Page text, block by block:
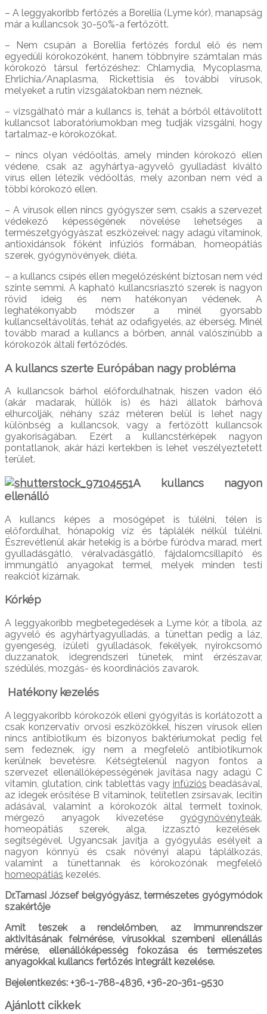
– A leggyakoribb fertőzés a Borellia (Lyme kór), manapság
már a kullancsok 30-50%-a fertőzött.
– Nem csupán a Borellia fertőzés fordul elő és nem
egyedüli kórokozóként, hanem többnyire számtalan más
kórokozó társul fertőzéshez: Chlamydia, Mycoplasma,
Ehrlichia/Anaplasma, Rickettisia és további vírusok,
melyeket a rutin vizsgálatokban nem néznek.
– vizsgálható már a kullancs is, tehát a bőrből eltávolított
kullancsot laboratóriumokban meg tudják vizsgálni, hogy
tartalmaz-e kórokozókat.
– nincs olyan védőoltás, amely minden kórokozó ellen
védene, csak az agyhártya-agyvelő gyulladást kiváltó
vírus ellen létezik védőoltás, mely azonban nem véd a
többi kórokozó ellen.
– A vírusok ellen nincs gyógyszer sem, csakis a szervezet
védekező képességének növelése lehetséges a
természetgyógyászat eszközeivel: nagy adagú vitaminok,
antioxidánsok főként infúziós formában, homeopátiás
szerek, gyógynövények, diéta.
– a kullancs csípés ellen megelőzésként biztosan nem véd
szinte semmi. A kapható kullancsriasztó szerek is nagyon
rövid ideig és nem hatékonyan védenek. A
leghatékonyabb módszer a minél gyorsabb
kullancseltávolítás, tehát az odafigyelés, az éberség. Minél
tovább marad a kullancs a bőrben, annál valószínűbb a
kórokozók általi fertőződés.
A kullancs szerte Európában nagy probléma
A kullancsok bárhol előfordulhatnak, hiszen vadon élő
(akár madarak, hüllők is) és házi állatok bárhová
elhurcolják, néhány száz méteren belül is lehet nagy
különbség a kullancsok, vagy a fertőzött kullancsok
gyakoriságában. Ezért a kullancstérképek nagyon
pontatlanok, akár házi kertekben is lehet veszélyeztetett
terület.
A kullancs nagyon
ellenálló
A kullancs képes a mosógépet is túlélni, télen is
előfordulhat, hónapokig víz és táplálék nélkül túlélni.
Észrevétlenül akár hetekig is a bőrbe fúródva marad, mert
gyulladásgátló, véralvadásgátló, fájdalomcsillapító és
immungátló anyagokat termel, melyek minden testi
reakciót kizárnak.
Kórkép
A leggyakoribb megbetegedések a Lyme kór, a tibola, az
agyvelő és agyhártyagyulladás, a tünettan pedig a láz,
gyengeség, ízületi gyulladások, fekélyek, nyirokcsomó
duzzanatok, idegrendszeri tünetek, mint érzészavar,
szédülés, mozgás- és koordinációs zavarok.
Hatékony kezelés
A leggyakoribb kórokozók elleni gyógyítás is korlátozott a
csak konzervatív orvosi eszközökkel, hiszen vírusok ellen
nincs antibiotikum és bizonyos baktériumokat pedig fel
sem fedeznek, így nem a megfelelő antibiotikumok
kerülnek bevetésre. Kétségtelenül nagyon fontos a
szervezet ellenállóképességének javítása nagy adagú C
vitamin, glutation, cink tablettás vagy infúziós beadásával,
az idegek erősítése B vitaminok, telítetlen zsírsavak, lecitin
adásával, valamint a kórokozók által termelt toxinok,
mérgező anyagok kivezetése gyógynövényteák,
homeopátiás szerek, alga, izzasztó kezelések
segítségével. Ugyancsak javítja a gyógyulás esélyeit a
nagyon könnyű és csak növényi alapú táplálkozás,
valamint a tünettannak és kórokozónak megfelelő
homeopátiás kezelés.
Dr.Tamasi József belgyógyász, természetes gyógymódok
szakértője
Amit teszek a rendelőmben, az immunrendszer
aktivitásának felmérése, vírusokkal szembeni ellenállás
mérése, ellenállóképesség fokozása éstermészetes
anyagokkal kullancs fertőzés integrált kezelése.
Bejelentkezés: +36-1-788-4836, +36-20-361-9530
Ajánlott cikkek